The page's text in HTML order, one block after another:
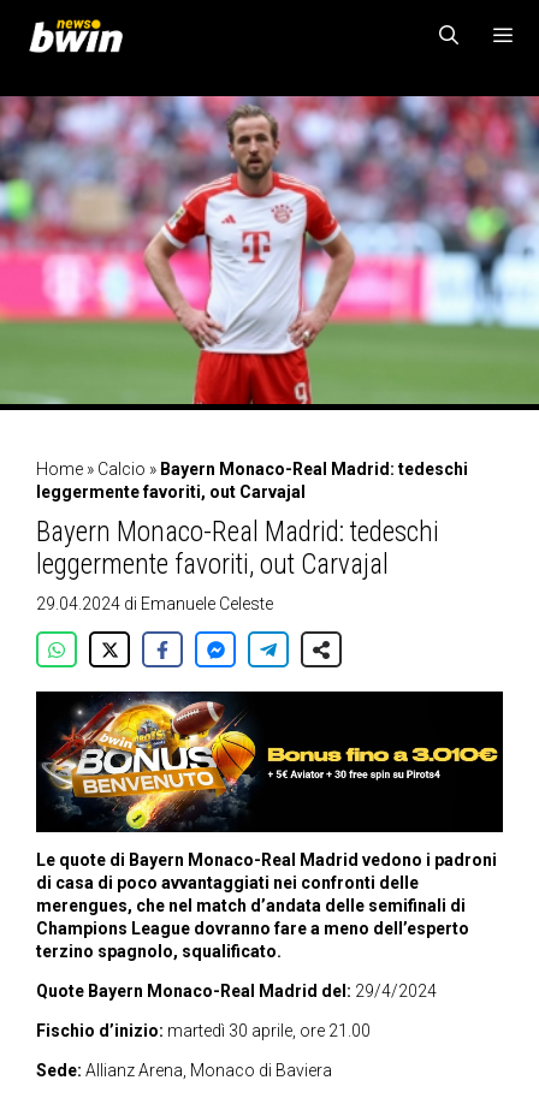
contenuto
MENU
Home » Calcio » Bayern Monaco-Real Madrid: tedeschi
leggermente favoriti, out Carvajal
Bayern Monaco-Real Madrid: tedeschi
leggermente favoriti, out Carvajal
29.04.2024 di Emanuele Celeste
Le quote di Bayern Monaco-Real Madrid vedono i padroni
di casa di poco avvantaggiati nei confronti delle
merengues, che nel match d’andata delle semifinali di
Champions League dovranno fare a meno dell’esperto
terzino spagnolo, squalificato.
Quote Bayern Monaco-Real Madrid del: 29/4/2024
Fischio d’inizio: martedì 30 aprile, ore 21.00
Sede: Allianz Arena, Monaco di Baviera